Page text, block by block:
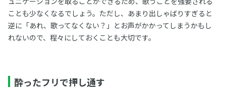
ことも少なくなるでしょう。ただし、あまり出しゃばりすぎると
逆に「あれ、歌ってなくない？」とお声がかかってしまうかもし
れないので、程々にしておくことも大切です。
酔ったフリで押し通す